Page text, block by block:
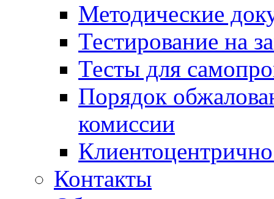
Методические
Тестирование на
Тесты для
Порядок
комиссии
Контакты